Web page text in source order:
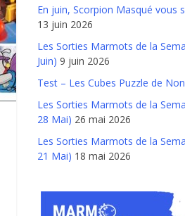
En juin, Scorpion Masqué vous
13 juin 2026
Les Sorties Marmots de la
Juin) 9 juin 2026
Test – Les Cubes Puzzle de
Les Sorties Marmots de la
28 Mai) 26 mai 2026
Les Sorties Marmots de la
21 Mai) 18 mai 2026